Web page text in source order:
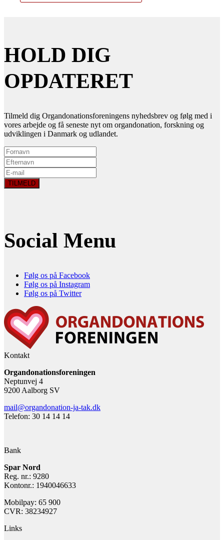
HOLD DIG
OPDATERET
Tilmeld dig Organdonationsforeningens nyhedsbrev og følg med i
vores arbejde og få seneste nyt om organdonation, forskning og
udviklingen i Danmark og udlandet.
Social Menu
Følg os på Facebook
Følg os på Instagram
Følg os på Twitter
Kontakt
Organdonationsforeningen
Neptunvej 4
9200 Aalborg SV
mail@organdonation-ja-tak.dk
Telefon: 30 14 14 14
Bank
Spar Nord
Reg. nr.: 9280
Kontonr.: 1940046633
Mobilpay: 65 900
CVR: 38234927
Links